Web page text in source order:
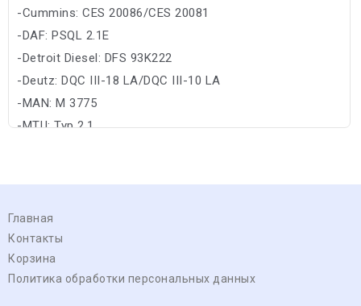
-Cummins: CES 20086/CES 20081
-DAF: PSQL 2.1E
-Detroit Diesel: DFS 93K222
-Deutz: DQC III-18 LA/DQC III-10 LA
-MAN: M 3775
-MTU: Typ 2.1
Главная
Контакты
Корзина
Политика обработки персональных данных